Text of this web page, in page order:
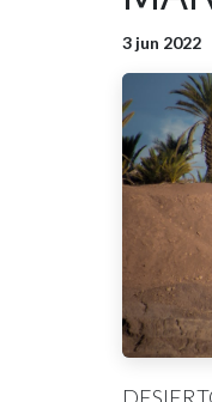
3 jun 2022